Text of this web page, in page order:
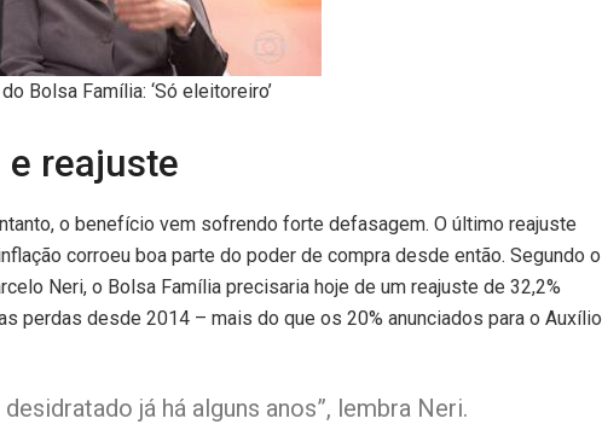
Bolsa Família: ‘Só eleitoreiro’
reajuste
o benefício vem sofrendo forte defasagem. O último reajuste
corroeu boa parte do poder de compra desde então. Segundo o
Neri, o Bolsa Família precisaria hoje de um reajuste de 32,2%
perdas desde 2014 – mais do que os 20% anunciados para o Auxílio
já há alguns anos”, lembra Neri.